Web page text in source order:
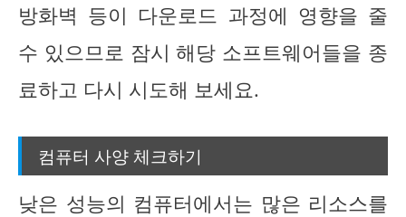
방화벽 등이 다운로드 과정에 영향을 줄
수 있으므로 잠시 해당 소프트웨어들을 종
료하고 다시 시도해 보세요.
컴퓨터 사양 체크하기
낮은 성능의 컴퓨터에서는 많은 리소스를